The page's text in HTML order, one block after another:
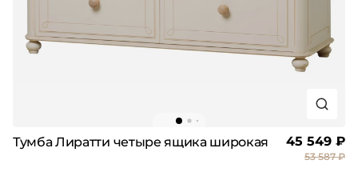
Тумба Лиратти четыре ящика широкая 45 549 ₽
53 587 ₽